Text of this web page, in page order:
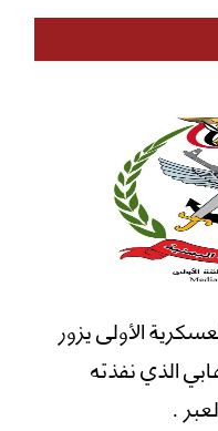
الأولى يزور
الذي نفذته
.